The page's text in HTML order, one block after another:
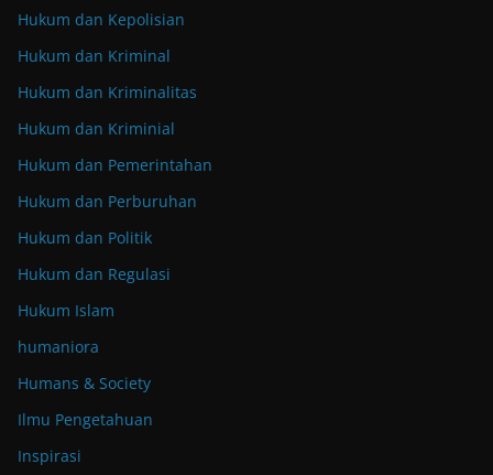
Hukum dan Kepolisian
Hukum dan Kriminal
Hukum dan Kriminalitas
Hukum dan Kriminial
Hukum dan Pemerintahan
Hukum dan Perburuhan
Hukum dan Politik
Hukum dan Regulasi
Hukum Islam
humaniora
Humans & Society
Ilmu Pengetahuan
Inspirasi